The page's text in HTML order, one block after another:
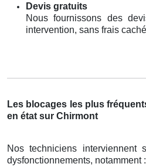
Devis gratuits
Nous fournissons des
intervention, sans frais
Les blocages les plus
en état sur Chirmont
Nos techniciens
dysfonctionnements, notamment :